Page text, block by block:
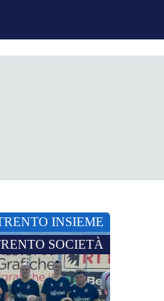
INSIEME
SOCIETÀ